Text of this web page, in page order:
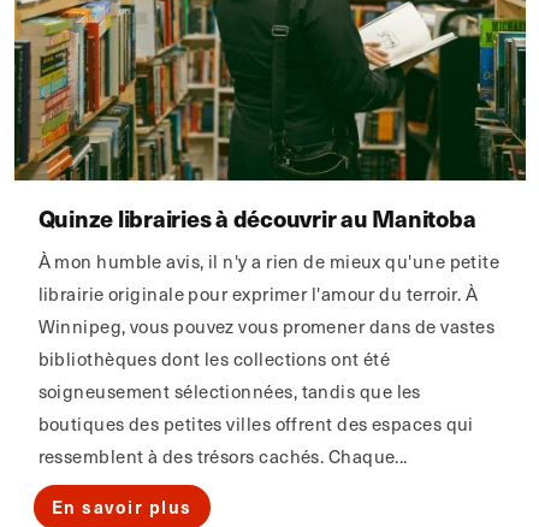
Quinze librairies à découvrir au Manitoba
À mon humble avis, il n'y a rien de mieux qu'une petite
librairie originale pour exprimer l'amour du terroir. À
Winnipeg, vous pouvez vous promener dans de vastes
bibliothèques dont les collections ont été
soigneusement sélectionnées, tandis que les
boutiques des petites villes offrent des espaces qui
ressemblent à des trésors cachés. Chaque...
En savoir plus